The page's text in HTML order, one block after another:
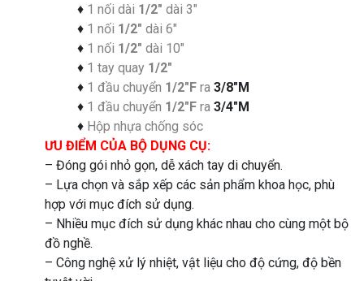
♦ 1 nối dài 1/2″ dài 3″
♦ 1 nối 1/2″ dài 6″
♦ 1 nối 1/2″ dài 10″
♦ 1 tay quay 1/2″
♦ 1 đầu chuyển 1/2″F ra 3/8″M
♦ 1 đầu chuyển 1/2″F ra 3/4″M
♦ Hộp nhựa chống sóc
ƯU ĐIỂM CỦA BỘ DỤNG CỤ:
– Đóng gói nhỏ gọn, dễ xách tay di chuyển.
– Lựa chọn và sắp xếp các sản phẩm khoa học, phù
hợp với mục đích sử dụng.
– Nhiều mục đích sử dụng khác nhau cho cùng một bộ
đồ nghề.
– Công nghệ xử lý nhiệt, vật liệu cho độ cứng, độ bền